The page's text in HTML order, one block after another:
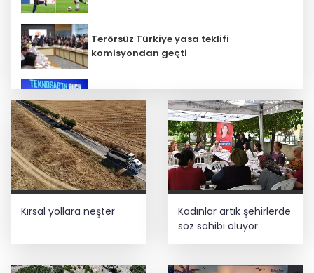
Terörsüz Türkiye yasa teklifi
komisyondan geçti
önde! Dev lansmanda neler oldu?
İş Bankası Grubu üst yönetiminde görev
değişimi
Trabzon iklim ve enerji ağında
Kırsal yollara neşter
Kadınlar artık şehirlerde
söz sahibi oluyor